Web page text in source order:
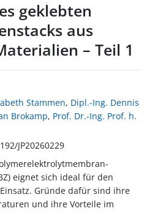
geklebten
aus
– Teil 1
Stammen, Dipl.-Ing. Dennis
Brokamp, Prof. Dr.-Ing. Prof. h.
JP20260229
eignet sich ideal für den
Gründe dafür sind ihre
und ihre Vorteile im